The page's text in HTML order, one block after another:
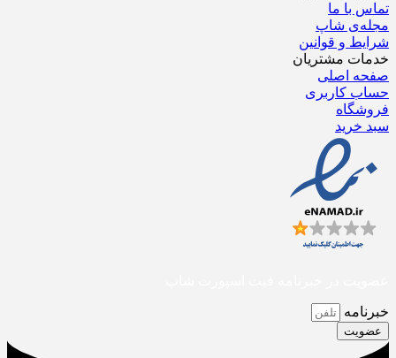
تماس با ما
مجله‌ی شاپ
شرایط و قوانین
خدمات مشتریان
صفحه اصلی
حساب کاربری
فروشگاه
سبد خرید
خبرنامه
عضویت